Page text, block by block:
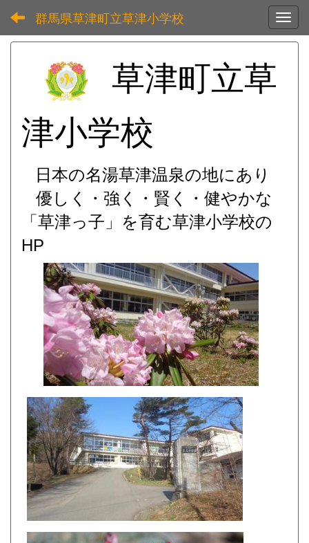
群馬県草津町立草津小学校
草津町立草
津小学校
日本の名湯草津温泉の地にあり
優しく・強く・賢く・健やかな
「草津っ子」を育む草津小学校の
HP